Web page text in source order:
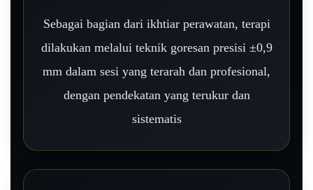
Sebagai bagian dari ikhtiar perawatan, terapi
dilakukan melalui teknik goresan presisi ±0,9
mm dalam sesi yang terarah dan profesional,
dengan pendekatan yang terukur dan
sistematis